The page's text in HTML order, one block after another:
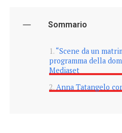
Sommario
“Scene da un
programma della
Mediaset
Anna Tatangelo